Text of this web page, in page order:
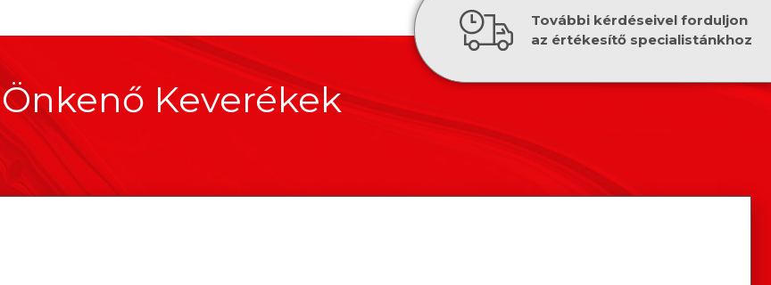
További kérdéseivel forduljon
az értékesítő specialistánkhoz
Önkenő Keverékek